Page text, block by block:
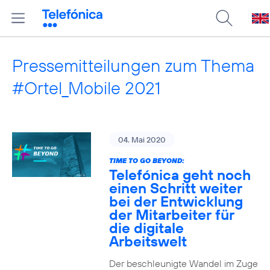
Pressemitteilungen zum Thema
#Ortel_Mobile 2021
04. Mai 2020
TIME TO GO BEYOND:
Telefónica geht noch
einen Schritt weiter
bei der Entwicklung
der Mitarbeiter für
die digitale
Arbeitswelt
Der beschleunigte Wandel im Zuge